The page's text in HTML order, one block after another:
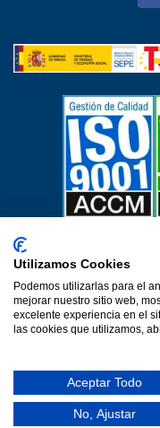
Aviso LegalPolítica
Política de
© 2026·Ver
Utilizamos Cookies
Podemos utilizarlas para el
mejorar nuestro sitio web,
excelente experiencia en el
las cookies que utilizamos,
Aceptar Todo
No, Ajustar